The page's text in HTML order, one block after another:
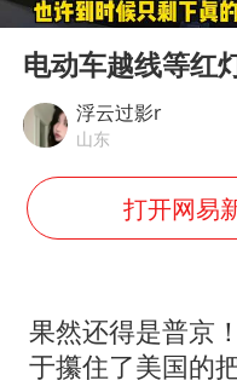
宇
Play
电动车越线等红
浮云过影r
山东
打开网易
果然还得是普京
于攥住了美国的